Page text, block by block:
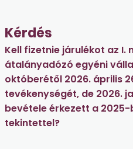
Kérdés
Kell fizetnie járulékot az I.
átalányadózó egyéni
októberétől 2026. április
tevékenységét, de 2026.
bevétele érkezett a
tekintettel?